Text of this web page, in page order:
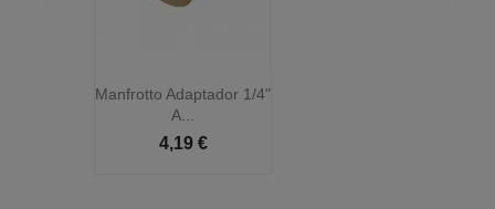
Manfrotto Adaptador 1/4"
A...
4,19 €